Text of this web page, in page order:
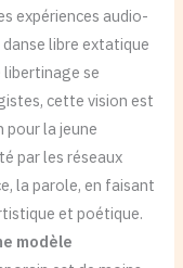
expériences audio-
libre extatique
se
cette vision est
pour la jeune
par les réseaux
la parole, en faisant
et poétique.
modèle